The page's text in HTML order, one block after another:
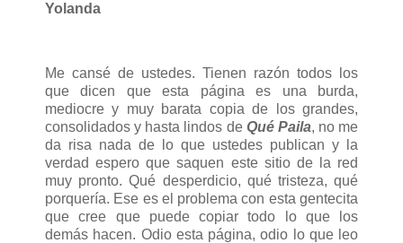
Yolanda
Me cansé de ustedes. Tienen razón todos los
que dicen que esta página es una burda,
mediocre y muy barata copia de los grandes,
consolidados y hasta lindos de Qué Paila, no me
da risa nada de lo que ustedes publican y la
verdad espero que saquen este sitio de la red
muy pronto. Qué desperdicio, qué tristeza, qué
porquería. Ese es el problema con esta gentecita
que cree que puede copiar todo lo que los
demás hacen. Odio esta página, odio lo que leo